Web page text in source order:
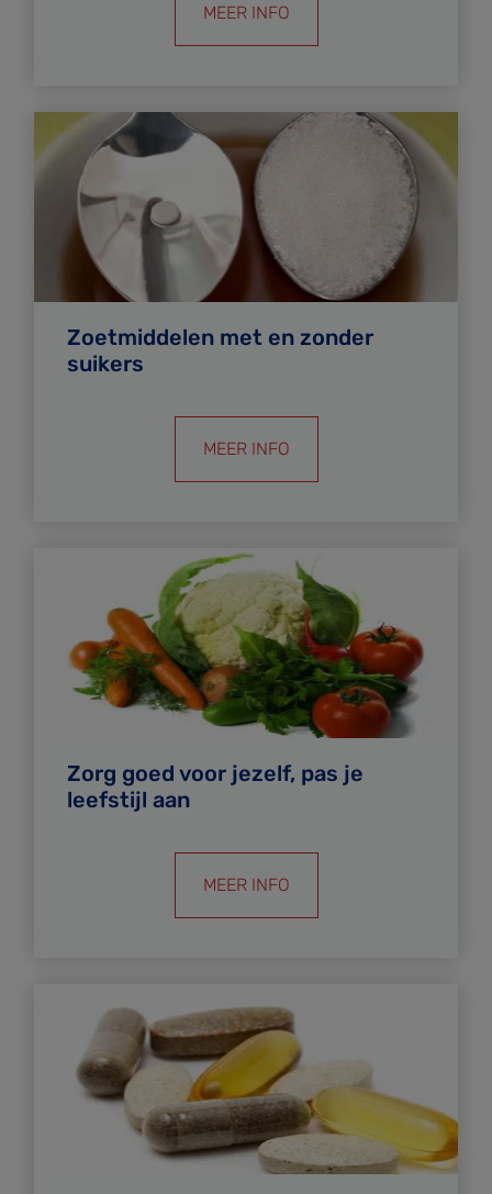
MEER INFO
Zoetmiddelen met en zonder
suikers
MEER INFO
Zorg goed voor jezelf, pas je
leefstijl aan
MEER INFO